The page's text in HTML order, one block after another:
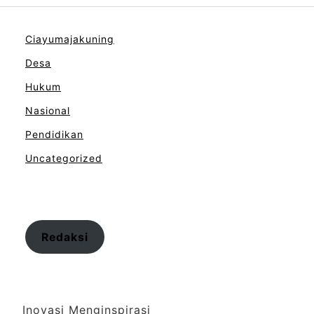
Ciayumajakuning
Desa
Hukum
Nasional
Pendidikan
Uncategorized
Redaksi
Inovasi Menginspirasi